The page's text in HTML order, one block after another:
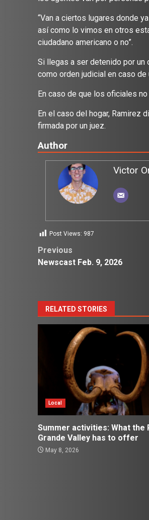
“Van a ciertos lugares donde
así como lo vimos en otros
ciudadano americano o no”.
Si llegas a ser detenido por un
como orden judicial en caso
En caso de que los oficiales
En el caso del hogar, Ramirez
firmada por un juez.
Author
Victor
Post Views: 987
Post
Previous
Newscast Feb. 9, 2026
RELATED STORIES
Local
Summer activities: What the
Grande Valley has to offer
May 8, 2026